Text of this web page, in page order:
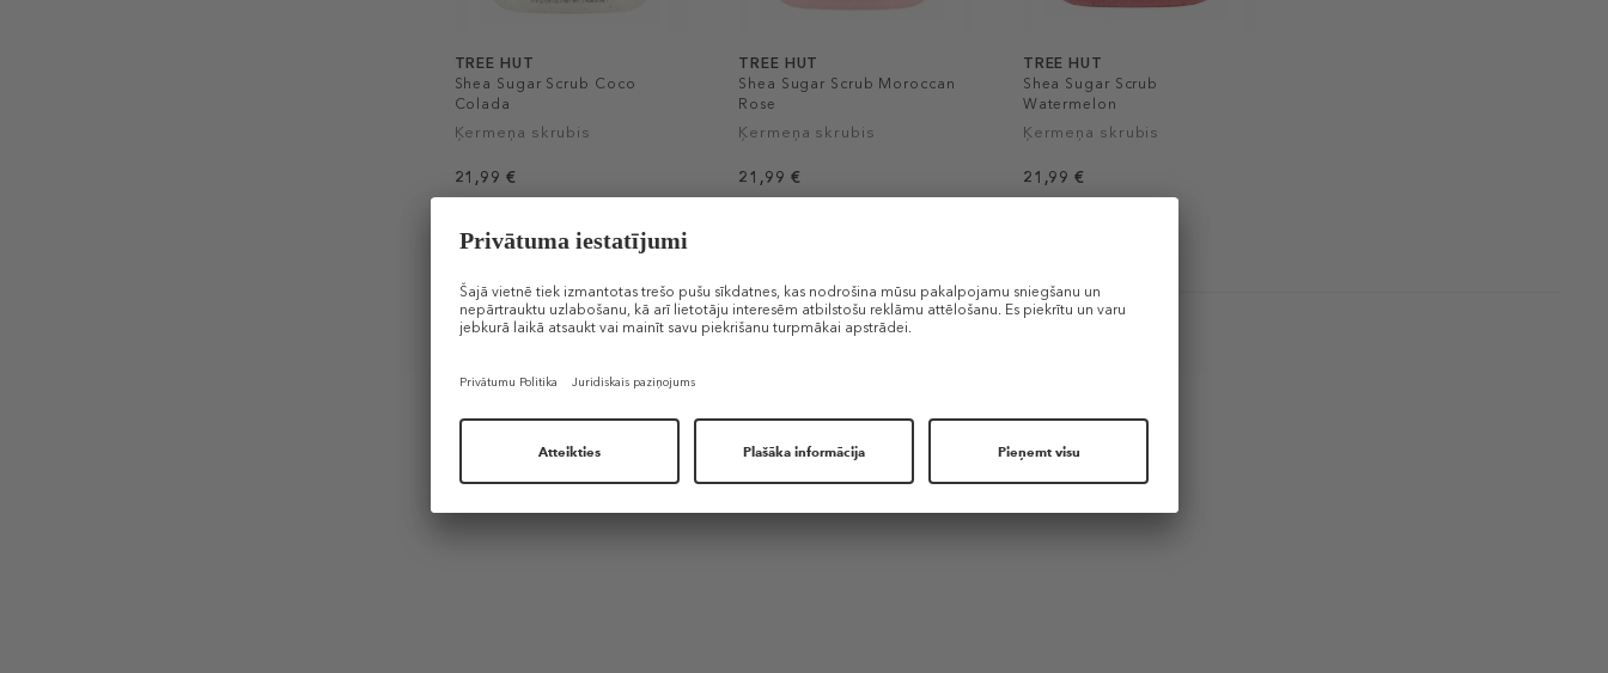
TREE HUT
Shea Sugar Scrub Coco
Colada
Ķermeņa skrubis
21,99 €
TREE HUT
Shea Sugar Scrub Moroccan
Rose
Ķermeņa skrubis
21,99 €
TREE HUT
Shea Sugar Scrub
Watermelon
Ķermeņa skrubis
21,99 €
1 2